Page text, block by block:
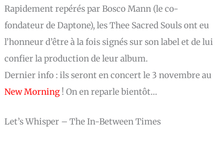
Rapidement repérés par Bosco Mann (le co-
fondateur de Daptone), les Thee Sacred Souls ont eu
l’honneur d’être à la fois signés sur son label et de lui
confier la production de leur album.
Dernier info : ils seront en concert le 3 novembre au
New Morning ! On en reparle bientôt…
Let’s Whisper – The In​-​Between Times